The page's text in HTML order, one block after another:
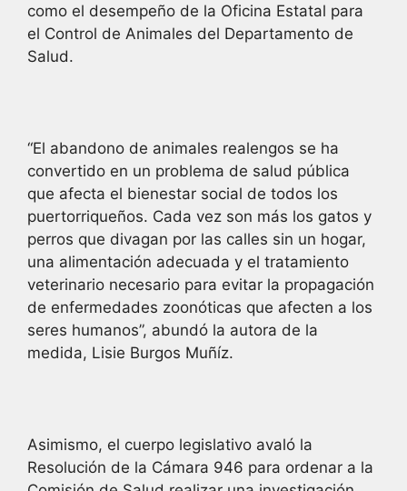
como el desempeño de la Oficina Estatal para
el Control de Animales del Departamento de
Salud.
“El abandono de animales realengos se ha
convertido en un problema de salud pública
que afecta el bienestar social de todos los
puertorriqueños. Cada vez son más los gatos y
perros que divagan por las calles sin un hogar,
una alimentación adecuada y el tratamiento
veterinario necesario para evitar la propagación
de enfermedades zoonóticas que afecten a los
seres humanos”, abundó la autora de la
medida, Lisie Burgos Muñíz.
Asimismo, el cuerpo legislativo avaló la
Resolución de la Cámara 946 para ordenar a la